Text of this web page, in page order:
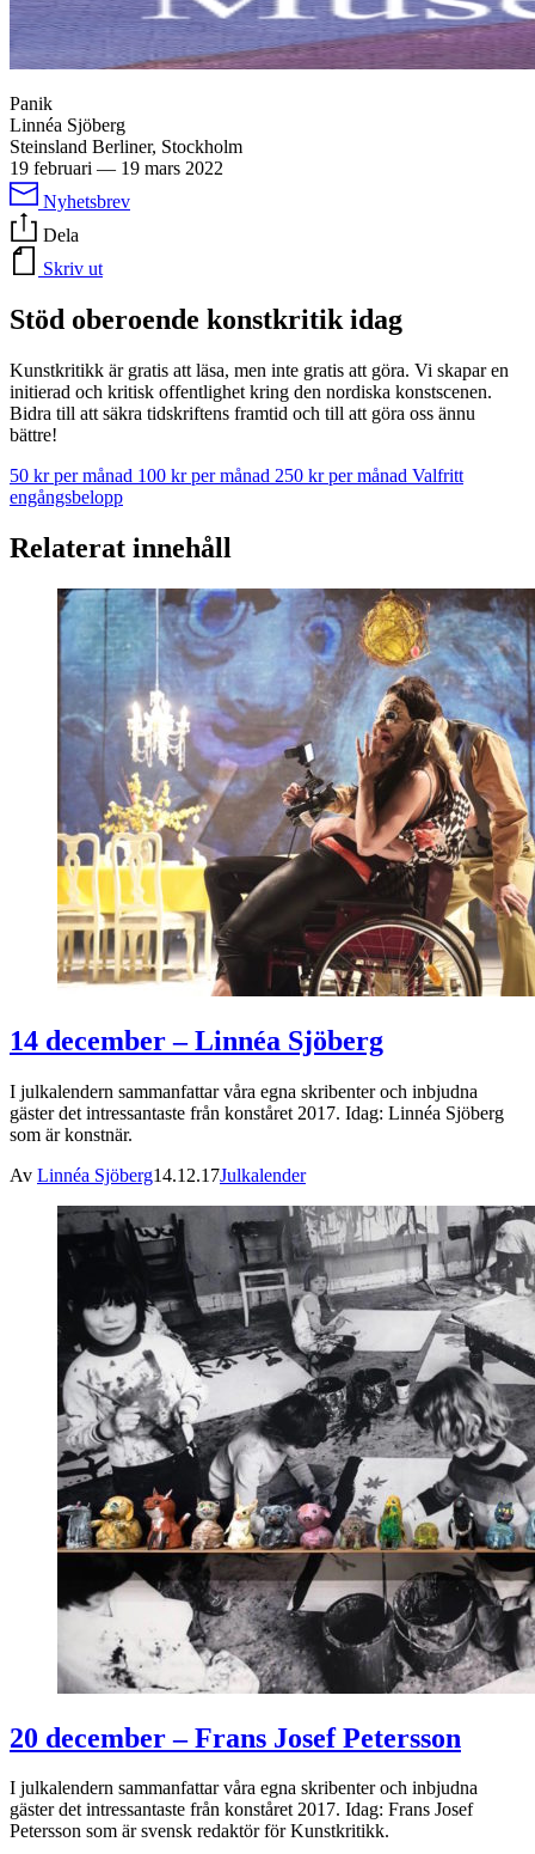
Panik
Linnéa Sjöberg
Steinsland Berliner, Stockholm
19 februari — 19 mars 2022
Nyhetsbrev
Dela
Skriv ut
Stöd oberoende konstkritik idag
Kunstkritikk är gratis att läsa, men inte gratis att göra. Vi skapar en
initierad och kritisk offentlighet kring den nordiska konstscenen.
Bidra till att säkra tidskriftens framtid och till att göra oss ännu
bättre!
50 kr per månad 100 kr per månad 250 kr per månad Valfritt
engångsbelopp
Relaterat innehåll
14 december – Linnéa Sjöberg
I julkalendern sammanfattar våra egna skribenter och inbjudna
gäster det intressantaste från konståret 2017. Idag: Linnéa Sjöberg
som är konstnär.
Av Linnéa Sjöberg14.12.17Julkalender
20 december – Frans Josef Petersson
I julkalendern sammanfattar våra egna skribenter och inbjudna
gäster det intressantaste från konståret 2017. Idag: Frans Josef
Petersson som är svensk redaktör för Kunstkritikk.